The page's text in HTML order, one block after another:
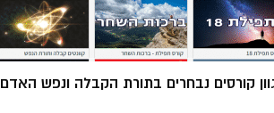
קורסים נבחרים בתורת הקבלה ונפש האדם